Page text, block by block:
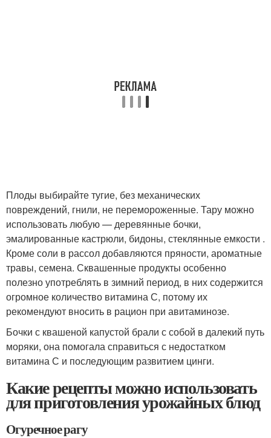
Плоды выбирайте тугие, без механических
повреждений, гнили, не перемороженные. Тару можно
использовать любую — деревянные бочки,
эмалированные кастрюли, бидоны, стеклянные емкости .
Кроме соли в рассол добавляются пряности, ароматные
травы, семена. Сквашенные продукты особенно
полезно употреблять в зимний период, в них содержится
огромное количество витамина С, потому их
рекомендуют вносить в рацион при авитаминозе.
Бочки с квашеной капустой брали с собой в далекий путь
моряки, она помогала справиться с недостатком
витамина С и последующим развитием цинги.
Какие рецепты можно использовать
для приготовления урожайных блюд
Огуречное рагу